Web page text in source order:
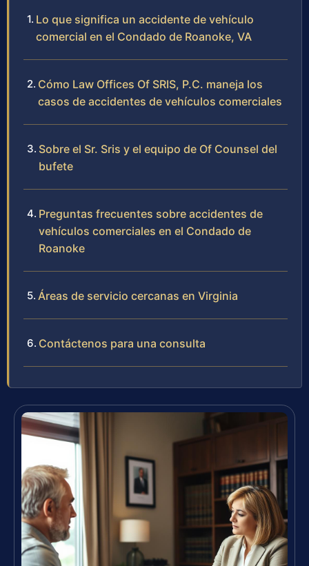
Lo que significa un accidente de vehículo
comercial en el Condado de Roanoke, VA
Cómo Law Offices Of SRIS, P.C. maneja los
casos de accidentes de vehículos comerciales
Sobre el Sr. Sris y el equipo de Of Counsel del
bufete
Preguntas frecuentes sobre accidentes de
vehículos comerciales en el Condado de
Roanoke
Áreas de servicio cercanas en Virginia
Contáctenos para una consulta